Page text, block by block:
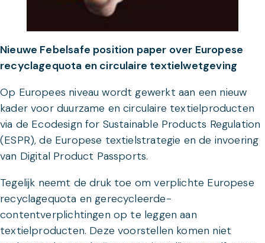
Nieuwe Febelsafe position paper over Europese
recyclagequota en circulaire textielwetgeving
Op Europees niveau wordt gewerkt aan een nieuw
kader voor duurzame en circulaire textielproducten
via de Ecodesign for Sustainable Products Regulation
(ESPR), de Europese textielstrategie en de invoering
van Digital Product Passports.
Tegelijk neemt de druk toe om verplichte Europese
recyclagequota en gerecycleerde-
contentverplichtingen op te leggen aan
textielproducten. Deze voorstellen komen niet